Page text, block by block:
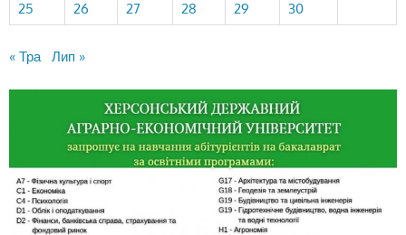
25 26 27 28 29 30
« Тра Лип »